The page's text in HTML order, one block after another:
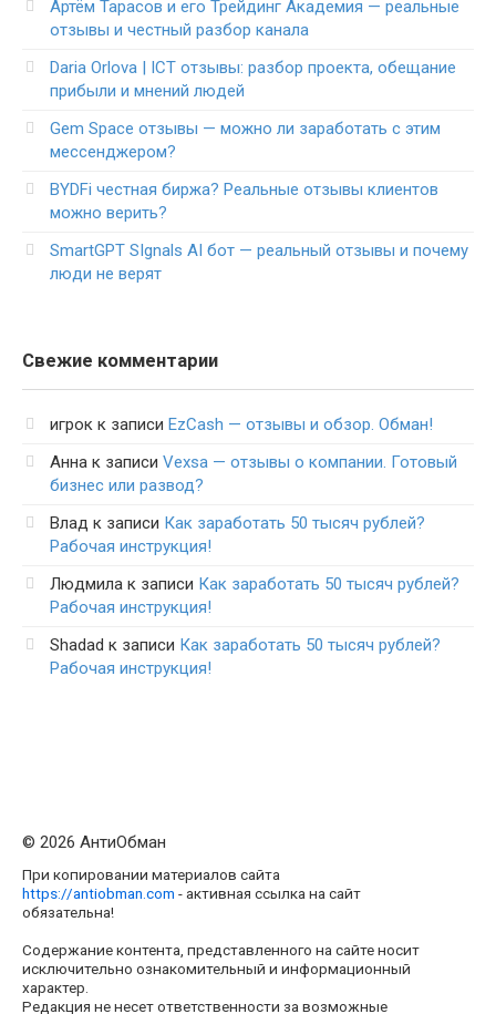
Артём Тарасов и его Трейдинг Академия — реальные
отзывы и честный разбор канала
Daria Orlova | ICT отзывы: разбор проекта, обещание
прибыли и мнений людей
Gem Space отзывы — можно ли заработать с этим
мессенджером?
BYDFi честная биржа? Реальные отзывы клиентов
можно верить?
SmartGPT SIgnals AI бот — реальный отзывы и почему
люди не верят
Свежие комментарии
игрок к записи EzCash — отзывы и обзор. Обман!
Анна к записи Vexsa — отзывы о компании. Готовый
бизнес или развод?
Влад к записи Как заработать 50 тысяч рублей?
Рабочая инструкция!
Людмила к записи Как заработать 50 тысяч рублей?
Рабочая инструкция!
Shadad к записи Как заработать 50 тысяч рублей?
Рабочая инструкция!
© 2026 АнтиОбман
При копировании материалов сайта
https://antiobman.com - активная ссылка на сайт
обязательна!
Содержание контента, представленного на сайте носит
исключительно ознакомительный и информационный
характер.
Редакция не несет ответственности за возможные